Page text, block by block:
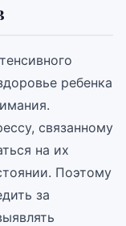
ребенка
связанному
на их
Поэтому
за